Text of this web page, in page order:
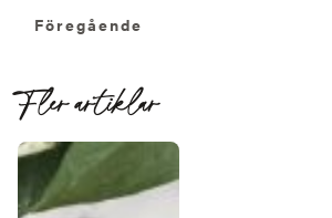
Föregående
Föregående
Fler artiklar